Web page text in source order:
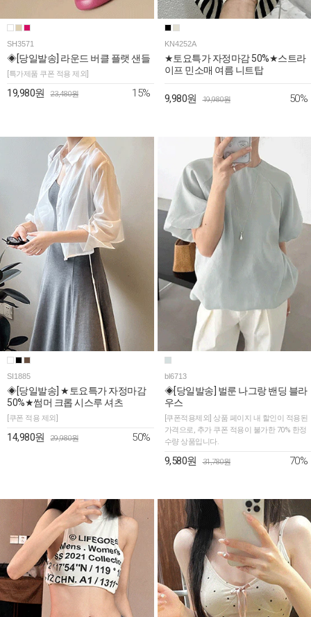
SH3571
◈[당일발송] 라운드 버클 플랫 샌들
[특가제품 쿠폰 적용 제외]
19,980원 23,480원 15%
KN4252A
★토요특가 자정마감 50%★스트라
이프 민소매 여름 니트탑
9,980원 19,980원 50%
SI1885
◈[당일발송] ★토요특가 자정마감
50%★썸머 크롭 시스루 셔츠
[쿠폰 적용 제외]
14,980원 29,980원 50%
bl6713
◈[당일발송] 벌룬 나그랑 밴딩 블라
우스
[쿠폰적용제외] 상품 페이지 내 할인이 적용된
가격으로, 추가 쿠폰 적용이 불가한 70% 한정
수량 상품입니다.
9,580원 31,780원 70%